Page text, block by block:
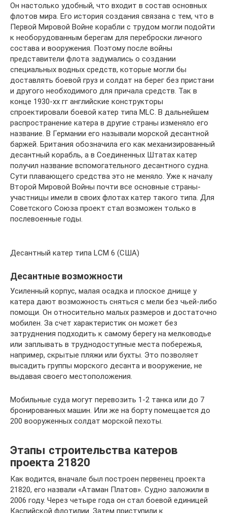
Он настолько удобный, что входит в состав основных
флотов мира. Его история создания связана с тем, что в
Первой Мировой Войне корабли с трудом могли подойти
к необорудованным берегам для переброски личного
состава и вооружения. Поэтому после войны
представители флота задумались о создании
специальных водных средств, которые могли бы
доставлять боевой груз и солдат на берег без пристани
и другого необходимого для причала средств. Так в
конце 1930-хх гг английские конструкторы
спроектировали боевой катер типа MLC. В дальнейшем
распространение катера в другие страны изменяло его
название. В Германии его называли морской десантной
баржей. Британия обозначила его как механизированный
десантный корабль, а в Соединенных Штатах катер
получил название вспомогательного десантного судна.
Сути плавающего средства это не меняло. Уже к началу
Второй Мировой Войны почти все основные страны-
участницы имели в своих флотах катер такого типа. Для
Советского Союза проект стал возможен только в
послевоенные годы.
Десантный катер типа LCM 6 (США)
Десантные возможности
Усиленный корпус, малая осадка и плоское днище у
катера дают возможность сняться с мели без чьей-либо
помощи. Он относительно малых размеров и достаточно
мобилен. За счет характеристик он может без
затруднения подходить к самому берегу на мелководье
или заплывать в труднодоступные места побережья,
например, скрытые пляжи или бухты. Это позволяет
высадить группы морского десанта и вооружение, не
выдавая своего местоположения.
Мобильные суда могут перевозить 1-2 танка или до 7
бронированных машин. Или же на борту помещается до
200 вооруженных солдат морской пехоты.
Этапы строительства катеров
проекта 21820
Как водится, вначале был построен первенец проекта
21820, его назвали «Атаман Платов». Судно заложили в
2006 году. Через четыре года он стал боевой единицей
Каспийской флотилии. Затем приступили к